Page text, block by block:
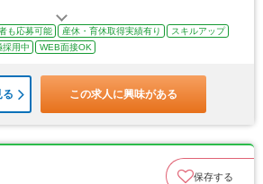
も応募可能 産休・育休取得実績有り
スキルアップ
採用中 WEB面接OK
る この求人に興味がある
保存する